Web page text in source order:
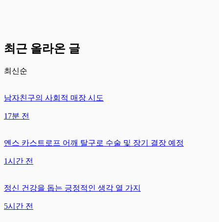
최근 올라온 글
최신순
남자친구의 사회적 매장 시도
17분 전
옌스 카스트로프 어깨 탈구로 수술 및 장기 결장 예정
1시간 전
정신 건강을 돕는 긍정적인 생각 열 가지
5시간 전